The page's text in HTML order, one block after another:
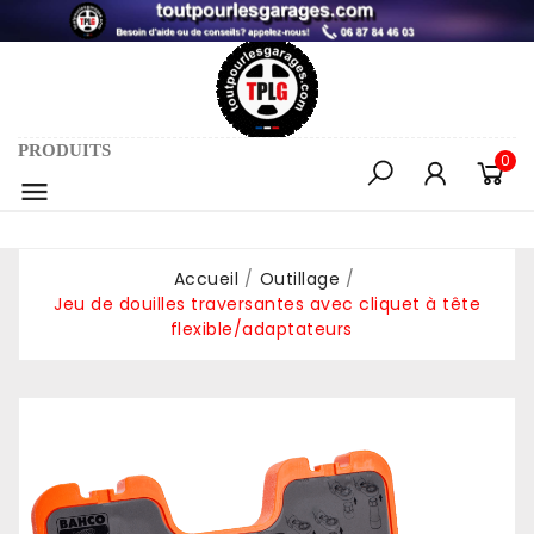
PRODUITS

0
Accueil
Outillage
Jeu de douilles traversantes avec cliquet à tête
flexible/adaptateurs